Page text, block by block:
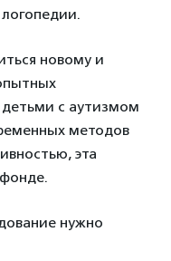
новому и
с аутизмом
методов
эта
нужно